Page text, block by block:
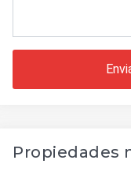
Propiedades